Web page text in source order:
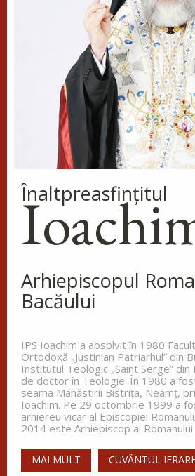
Sfântul
Pentru o viață
aceasta a fost
biserici a lui
popoarele sfânta bună
nevoințele
Cinstirea
Maicii
Tolga
dormea,
văzut o lumină care lumina
lumină venea de la o
Fraților, vă îndemn, pentru
Hristos și pentru
împreună cu mine, să
Dumnezeu pentru
Înaltpreasfinţitul
Arhiepiscopul
Bacăului
IPS Ioachim a absolvit în 1980
Ortodoxă „Justinian Patriarhul” din
Institutul Teologic „Saint Serge”
de doctor în Teologie. În 1980 a
seama Mănăstirii Bistriţa, Neamţ,
Ioachim. Pe 29 octombrie 1999 a
arhiereu vicar al Episcopiei
2014 este Arhiepiscop al Romanului
MAI MULT CUVÂNTUL